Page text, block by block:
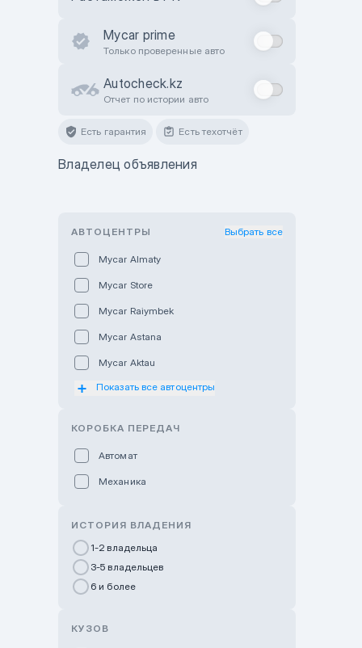
Mycar prime
Только проверенные авто
Autocheck.kz
Отчет по истории авто
Есть гарантия Есть техотчёт
Владелец объявления
АВТОЦЕНТРЫ Выбрать все
Mycar Almaty
Mycar Store
Mycar Raiymbek
Mycar Astana
Mycar Aktau
Mycar Uralsk
GWM Nurly Zhol
Chery Astana
Показать все автоцентры
КОРОБКА ПЕРЕДАЧ
Автомат
Механика
ИСТОРИЯ ВЛАДЕНИЯ
1-2 владельца
3-5 владельцев
6 и более
КУЗОВ